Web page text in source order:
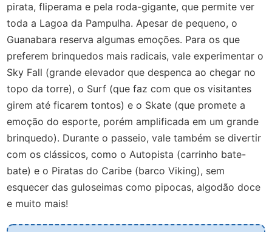
pirata, fliperama e pela roda-gigante, que permite ver
toda a Lagoa da Pampulha. Apesar de pequeno, o
Guanabara reserva algumas emoções. Para os que
preferem brinquedos mais radicais, vale experimentar o
Sky Fall (grande elevador que despenca ao chegar no
topo da torre), o Surf (que faz com que os visitantes
girem até ficarem tontos) e o Skate (que promete a
emoção do esporte, porém amplificada em um grande
brinquedo). Durante o passeio, vale também se divertir
com os clássicos, como o Autopista (carrinho bate-
bate) e o Piratas do Caribe (barco Viking), sem
esquecer das guloseimas como pipocas, algodão doce
e muito mais!